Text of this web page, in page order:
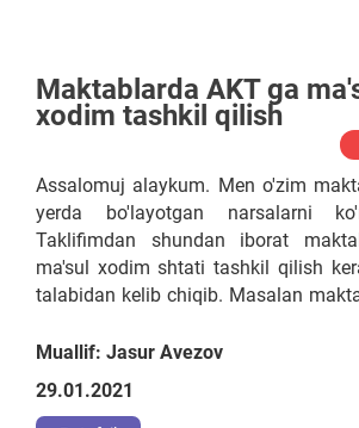
Maktablarda AKT ga
xodim tashkil qilish
Assalomuj alaykum. Men o'zim
yerda bo'layotgan narsalarni
Taklifimdan shundan iborat
ma'sul xodim shtati tashkil qilish
talabidan kelib chiqib. Masalan
informatika o'qituvchilari zimmasi
o'tishiga xalaqit qiladi. U ishni
ishlashi kerak keyingi darsga
Muallif: Jasur Avezov
29.01.2021